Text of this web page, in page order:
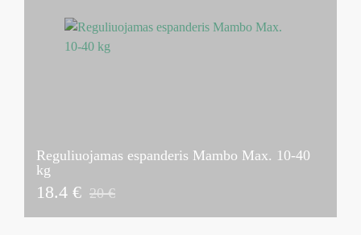
Reguliuojamas espanderis Mambo Max. 10-40
kg
18.4 € 20 €